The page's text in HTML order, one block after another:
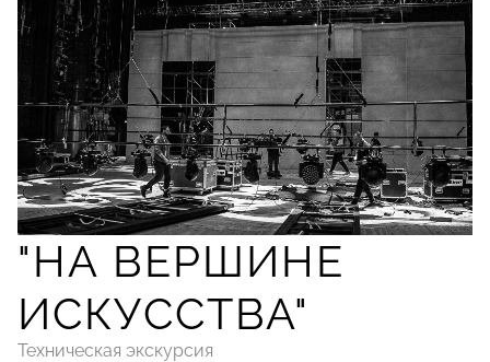
"НА ВЕРШИНЕ
ИСКУССТВА"
Техническая экскурсия